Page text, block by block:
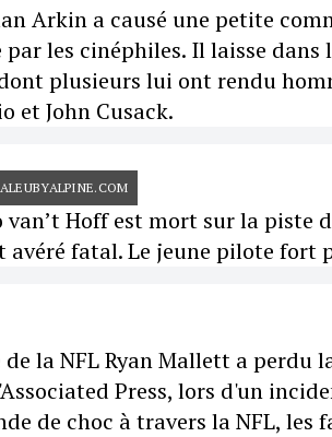
Arkin a causé une petite
les cinéphiles. Il laisse dans
plusieurs lui ont rendu
et John Cusack.
Hoff est mort sur la piste
avéré fatal. Le jeune pilote fort
la NFL Ryan Mallett a perdu
Press, lors d'un
de choc à travers la NFL, les